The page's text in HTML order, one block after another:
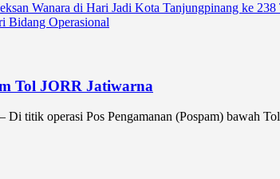
Wanara di Hari Jadi Kota Tanjungpinang ke 238
Bidang Operasional
Tol JORR Jatiwarna
operasi Pos Pengamanan (Pospam) bawah Tol